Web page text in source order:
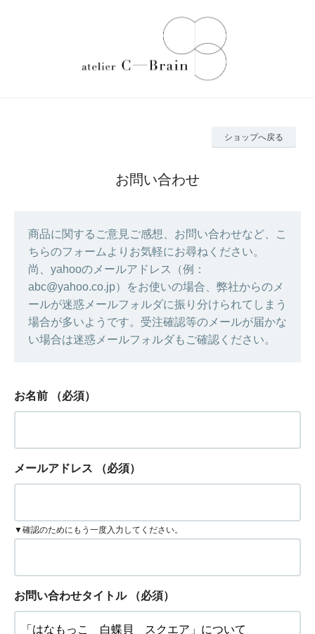
ショップへ戻る
お問い合わせ
商品に関するご意見ご感想、お問い合わせなど、こ
ちらのフォームよりお気軽にお尋ねください。
尚、yahooのメールアドレス（例：
abc@yahoo.co.jp）をお使いの場合、弊社からのメ
ールが迷惑メールフォルダに振り分けられてしまう
場合が多いようです。受注確認等のメールが届かな
い場合は迷惑メールフォルダもご確認ください。
お名前 （必須）
メールアドレス （必須）
▼確認のためにもう一度入力してください。
お問い合わせタイトル （必須）